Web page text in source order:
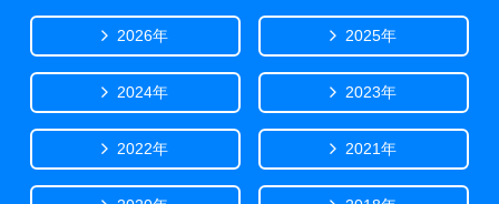
2026年 2025年
2024年 2023年
2022年 2021年